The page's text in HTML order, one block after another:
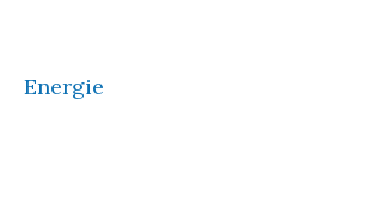
Energie